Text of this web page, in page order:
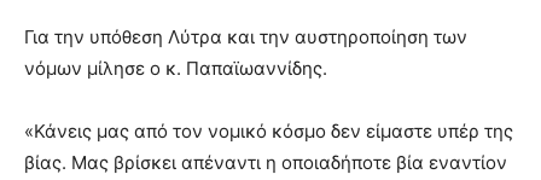
Για την υπόθεση Λύτρα και την αυστηροποίηση των
νόμων μίλησε ο κ. Παπαϊωαννίδης.
«Κάνεις μας από τον νομικό κόσμο δεν είμαστε υπέρ της
βίας. Μας βρίσκει απέναντι η οποιαδήποτε βία εναντίον